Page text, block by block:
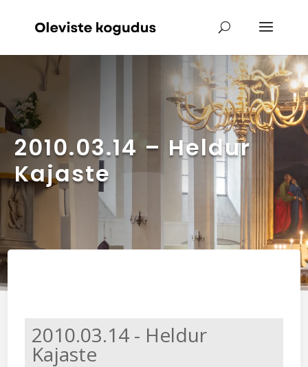
2010.03.14 – Heldur
Kajaste
2010.03.14 - Heldur
Kajaste